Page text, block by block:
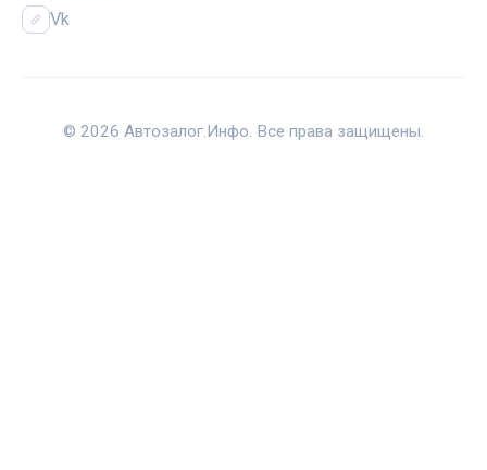
Vk
© 2026 Автозалог.Инфо. Все права защищены.